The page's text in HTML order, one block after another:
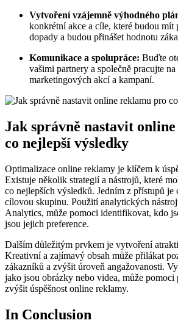
Vytvoření vzájemně výhodného
konkrétní akce a cíle, které budou
dopady a budou přinášet hodnotu
Komunikace a spolupráce: Buďte
vašimi partnery a společně pracujte na
marketingových akcí a kampaní.
Jak správně nastavit
co nejlepší výsledky
Optimalizace online reklamy je klíčem k
Existuje několik strategií a nástrojů, které
co nejlepších výsledků. Jedním z přístupů je
cílovou skupinu. Použití analytických
Analytics, může pomoci identifikovat, kdo
jsou jejich preference.
Dalším důležitým prvkem je vytvoření
Kreativní a zajímavý obsah může přilákat
zákazníků a zvýšit úroveň angažovanosti.
jako jsou obrázky nebo videa, může pomoci
zvýšit úspěšnost online reklamy.
In Conclusion